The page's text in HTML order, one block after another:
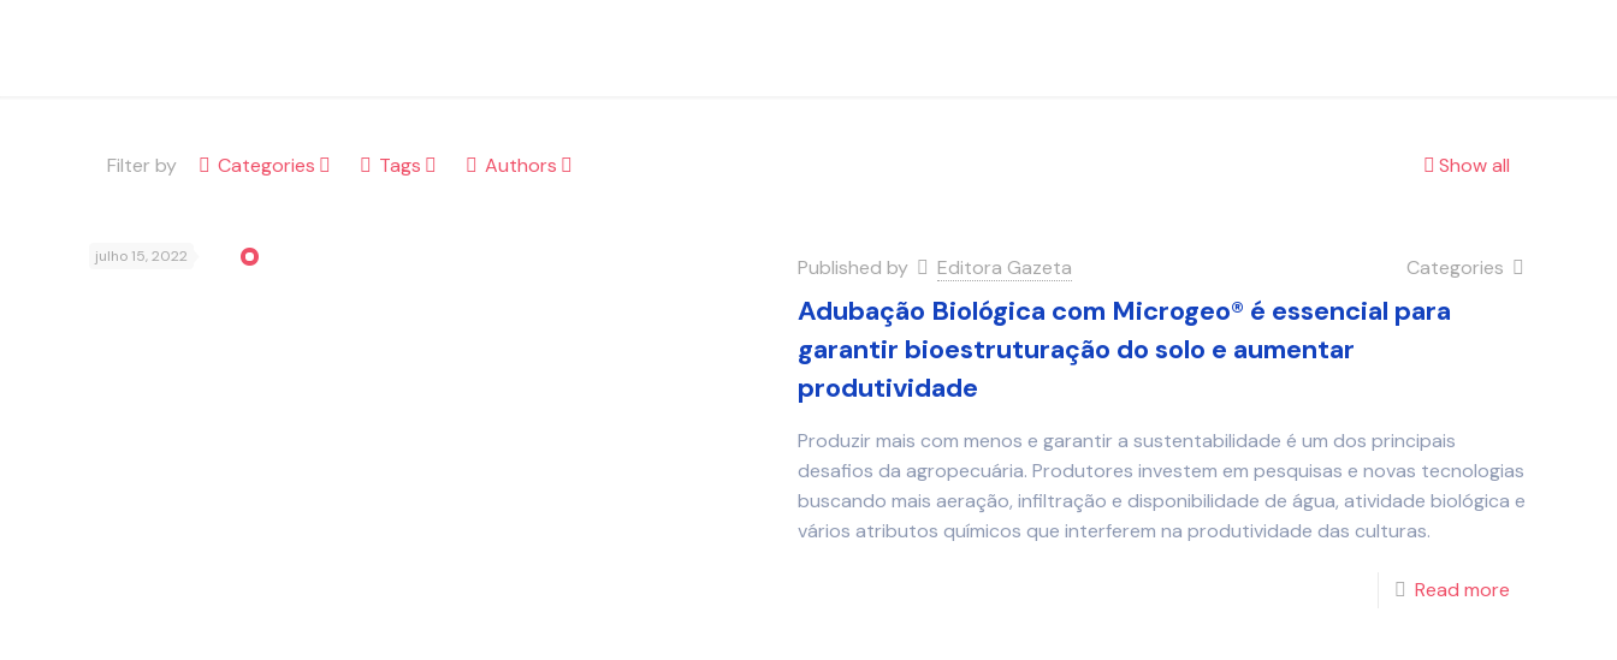
Filter by Categories Tags Authors Show all
julho 15, 2022 Published by Editora Gazeta Categories
Adubação Biológica com Microgeo® é essencial para
garantir bioestruturação do solo e aumentar
produtividade
Produzir mais com menos e garantir a sustentabilidade é um dos principais
desafios da agropecuária. Produtores investem em pesquisas e novas tecnologias
buscando mais aeração, infiltração e disponibilidade de água, atividade biológica e
vários atributos químicos que interferem na produtividade das culturas.
Read more